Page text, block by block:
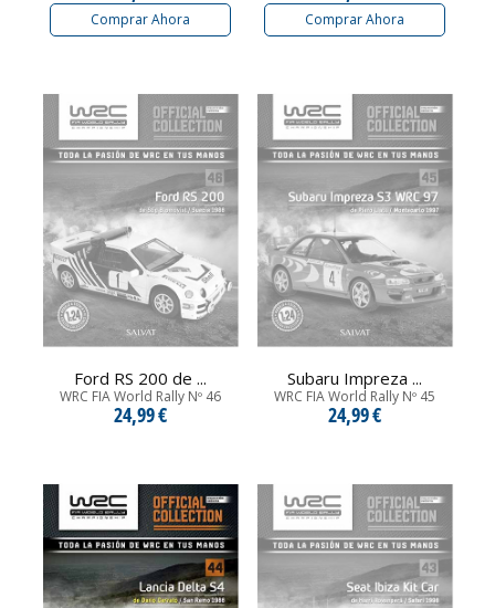
Comprar Ahora Comprar Ahora
Ford RS 200 de ...
WRC FIA World Rally Nº 46
24,99 €
Subaru Impreza ...
WRC FIA World Rally Nº 45
24,99 €